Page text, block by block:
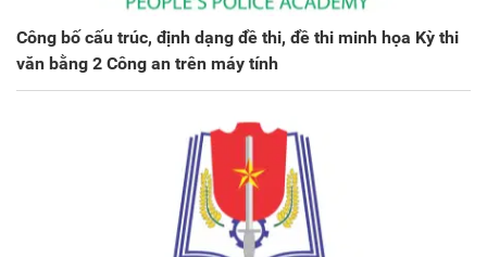
Công bố cấu trúc, định dạng đề thi, đề thi minh họa Kỳ thi
văn bằng 2 Công an trên máy tính